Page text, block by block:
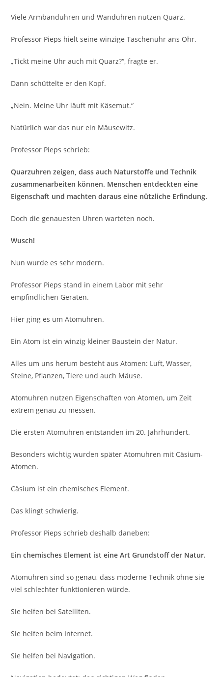
Viele Armbanduhren und Wanduhren nutzen Quarz.
Professor Pieps hielt seine winzige Taschenuhr ans Ohr.
„Tickt meine Uhr auch mit Quarz?“, fragte er.
Dann schüttelte er den Kopf.
„Nein. Meine Uhr läuft mit Käsemut.“
Natürlich war das nur ein Mäusewitz.
Professor Pieps schrieb:
Quarzuhren zeigen, dass auch Naturstoffe und Technik
zusammenarbeiten können. Menschen entdeckten eine
Eigenschaft und machten daraus eine nützliche Erfindung.
Doch die genauesten Uhren warteten noch.
Wusch!
Nun wurde es sehr modern.
Professor Pieps stand in einem Labor mit sehr
empfindlichen Geräten.
Hier ging es um Atomuhren.
Ein Atom ist ein winzig kleiner Baustein der Natur.
Alles um uns herum besteht aus Atomen: Luft, Wasser,
Steine, Pflanzen, Tiere und auch Mäuse.
Atomuhren nutzen Eigenschaften von Atomen, um Zeit
extrem genau zu messen.
Die ersten Atomuhren entstanden im 20. Jahrhundert.
Besonders wichtig wurden später Atomuhren mit Cäsium-
Atomen.
Cäsium ist ein chemisches Element.
Das klingt schwierig.
Professor Pieps schrieb deshalb daneben:
Ein chemisches Element ist eine Art Grundstoff der Natur.
Atomuhren sind so genau, dass moderne Technik ohne sie
viel schlechter funktionieren würde.
Sie helfen bei Satelliten.
Sie helfen beim Internet.
Sie helfen bei Navigation.